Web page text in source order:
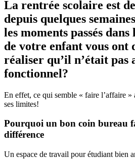
La rentrée scolaire est
depuis quelques
les moments passés dans
de votre enfant vous ont
réaliser qu’il n’était pas
fonctionnel?
En effet, ce qui semble « faire l’affaire
ses limites!
Pourquoi un bon coin bureau
différence
Un espace de travail pour étudiant bien